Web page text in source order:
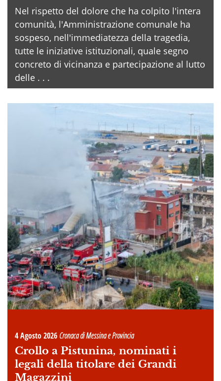
Nel rispetto del dolore che ha colpito l'intera
comunità, l'Amministrazione comunale ha
sospeso, nell'immediatezza della tragedia,
tutte le iniziative istituzionali, quale segno
concreto di vicinanza e partecipazione al lutto
delle . . .
4 Agosto 2026 Cronaca di Messina e Provincia
Crollo a Pistunina, nominati i
legali della titolare dei Grandi
Magazzini